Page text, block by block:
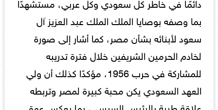
بما وصفه بوصايا الملك الملك عبد العزيز آل
سعود لأبنائه بشأن مصر، كما أشار إلى صورة
لخادم الحرمين الشريفين خلال فترة تدريبه
للمشاركة في حرب 1956، مؤكدًا كذلك أن ولي
العهد السعودي يكن محبة كبيرة لمصر وتربطه
علاقة طيبة بالرئيس السيسي، بما يعكس عمق